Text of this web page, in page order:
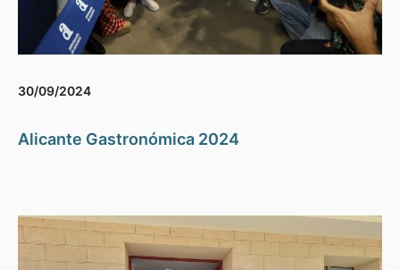
30/09/2024
Alicante Gastronómica 2024